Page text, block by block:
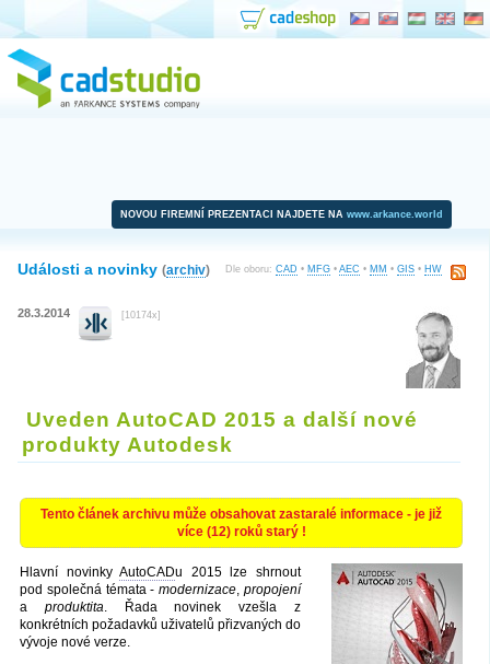
NOVOU FIREMNÍ PREZENTACI NAJDETE NA www.arkance.world
Dle oboru: CAD • MFG • AEC • MM • GIS • HW
Události a novinky (archiv)
28.3.2014 [10174x]
Uveden AutoCAD 2015 a další nové
produkty Autodesk
Tento článek archivu může obsahovat zastaralé informace - je již
více (12) roků starý !
Hlavní novinkyAutoCADu 2015 lze shrnout
pod společná témata -modernizace,propojení
a produktita. Řada novinek vzešla z
konkrétních požadavků uživatelů přizvaných do
vývoje nové verze.